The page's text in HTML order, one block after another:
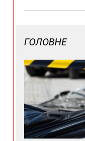
ГОЛОВНЕ